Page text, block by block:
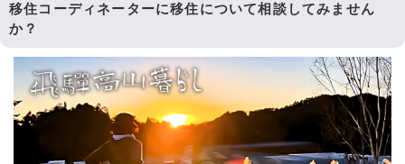
移住コーディネーターに移住について相談してみません
か？